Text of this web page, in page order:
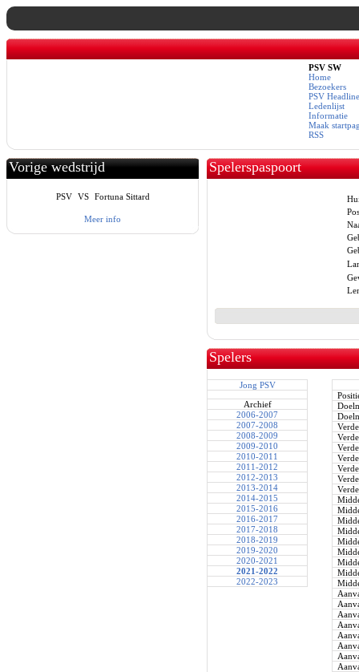
PSV SW
Home
Bezoekers
PSV
Ledenlijst
Informatie
Maak
RSS
Vorige wedstrijd
PSV VS Fortuna Sittard
Meer info
Spelerspaspoort
Spelers
Jong PSV
Archief
2006-2007
2007-2008
2008-2009
2009-2010
2010-2011
2011-2012
2012-2013
2013-2014
2014-2015
2015-2016
2016-2017
2017-2018
2018-2019
2019-2020
2020-2021
2021-2022
2022-2023